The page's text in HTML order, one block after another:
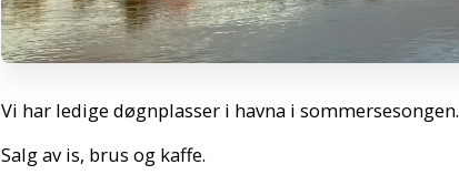
Vi har ledige døgnplasser i havna i sommersesongen.
Salg av is, brus og kaffe.